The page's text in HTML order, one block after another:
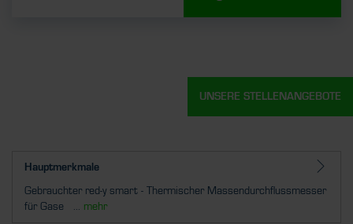
Hauptmerkmale
Gebrauchter red-y smart - Thermischer Massendurchflussmesser
für Gase ... mehr
UNSERE STELLENANGEBOTE